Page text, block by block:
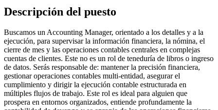
Descripción del puesto
Buscamos un Accounting Manager, orientado a los detalles y a la
ejecución, para supervisar la información financiera, la nómina, el
cierre de mes y las operaciones contables centrales en complejas
cuentas de clientes. Este no es un rol de teneduría de libros o ingreso
de datos. Serás responsable de: mantener la precisión financiera,
gestionar operaciones contables multi-entidad, asegurar el
cumplimiento y dirigir la ejecución contable estructurada en
múltiples flujos de trabajo. Este rol es ideal para alguien que
prospera en entornos organizados, entiende profundamente la